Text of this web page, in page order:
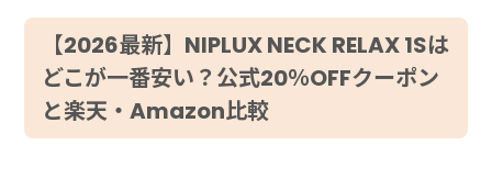
【2026最新】NIPLUX NECK RELAX 1Sは
どこが一番安い？公式20％OFFクーポン
と楽天・Amazon比較